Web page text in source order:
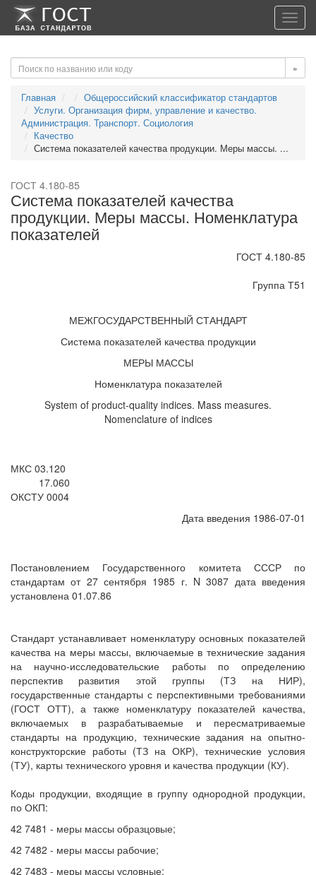
-->-->
»
Главная
Общероссийский классификатор стандартов
Услуги. Организация фирм, управление и качество.
Администрация. Транспорт. Социология
Качество
Система показателей качества продукции. Меры массы. ...
ГОСТ 4.180-85
Система показателей качества
продукции. Меры массы. Номенклатура
показателей
ГОСТ 4.180-85
Группа Т51
МЕЖГОСУДАРСТВЕННЫЙ СТАНДАРТ
Система показателей качества продукции
МЕРЫ МАССЫ
Номенклатура показателей
System of product-quality indices. Mass measures.
Nomenclature of indices
МКС 03.120
17.060
ОКСТУ 0004
Дата введения 1986-07-01
Постановлением Государственного комитета СССР по
стандартам от 27 сентября 1985 г. N 3087 дата введения
установлена 01.07.86
Стандарт устанавливает номенклатуру основных показателей
качества на меры массы, включаемые в технические задания
на научно-исследовательские работы по определению
перспектив развития этой группы (ТЗ на НИР),
государственные стандарты с перспективными требованиями
(ГОСТ ОТТ), а также номенклатуру показателей качества,
включаемых в разрабатываемые и пересматриваемые
стандарты на продукцию, технические задания на опытно-
конструкторские работы (ТЗ на ОКР), технические условия
(ТУ), карты технического уровня и качества продукции (КУ).
Коды продукции, входящие в группу однородной продукции,
по ОКП:
42 7481 - меры массы образцовые;
42 7482 - меры массы рабочие;
42 7483 - меры массы условные;